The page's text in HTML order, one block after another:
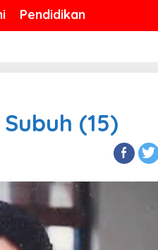
Pendidikan
(15)